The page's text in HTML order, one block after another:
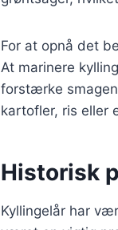
For at opnå det
At marinere
forstærke
kartofler, ris eller
Historisk
Kyllingelår har